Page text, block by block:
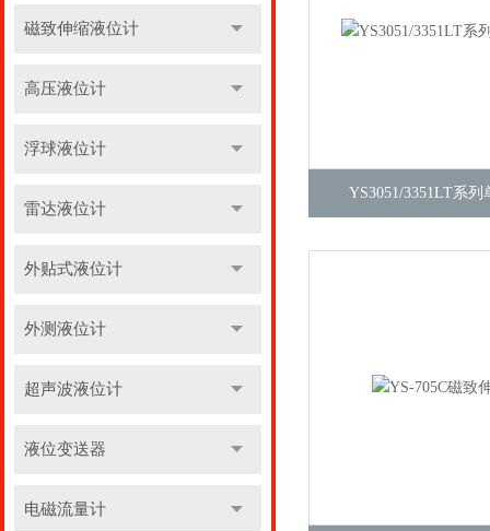
磁致伸缩液位计
高压液位计
浮球液位计
雷达液位计
外贴式液位计
外测液位计
超声波液位计
液位变送器
电磁流量计
YS3051/3351LT系